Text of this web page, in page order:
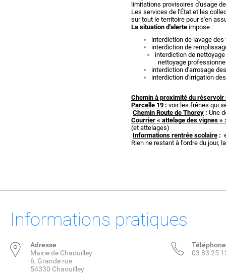
limitations provisoires d'usage
Les services de l'État et les
sur tout le territoire pour s'en
La situation d'alerte impose :
interdiction de lavage
interdiction de
interdiction de
nettoyage
interdiction d'arrosage
interdiction d'irrigation
Chemin à proximité du réservoir
Parcelle 19 : voir les frênes qui
Chemin Route de Thorey : Une
Courrier « attelage des vignes » :
(et attelages)
Informations rentrée scolaire :
Rien ne restant à l'ordre du jour,
Informations pratiques
Adresse
Mairie de Chaouilley
6, Grande rue
54330 Chaouilley
Téléphone
03 83 25